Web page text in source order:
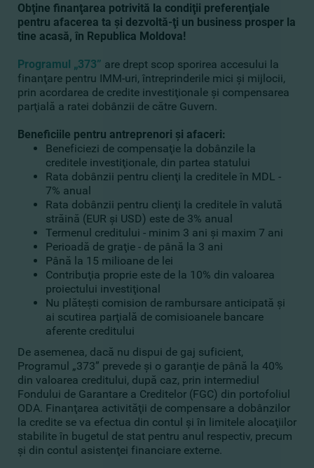
Obţine finanţarea potrivită la condiţii preferenţiale
pentru afacerea ta şi dezvoltă-ţi un business prosper la
tine acasă, în Republica Moldova!
Programul „373” are drept scop sporirea accesului la
finanţare pentru IMM-uri, întreprinderile mici şi mijlocii,
prin acordarea de credite investiţionale şi compensarea
parţială a ratei dobânzii de către Guvern.
Beneficiile pentru antreprenori şi afaceri:
Beneficiezi de compensaţie la dobânzile la
creditele investiţionale, din partea statului
Rata dobânzii pentru clienţi la creditele în MDL -
7% anual
Rata dobânzii pentru clienţi la creditele în valută
străină (EUR şi USD) este de 3% anual
Termenul creditului - minim 3 ani şi maxim 7 ani
Perioadă de graţie - de până la 3 ani
Până la 15 milioane de lei
Contribuţia proprie este de la 10% din valoarea
proiectului investiţional
Nu plăteşti comision de rambursare anticipată şi
ai scutirea parţială de comisioanele bancare
aferente creditului
De asemenea, dacă nu dispui de gaj suficient,
Programul „373” prevede şi o garanţie de până la 40%
din valoarea creditului, după caz, prin intermediul
Fondului de Garantare a Creditelor (FGC) din portofoliul
ODA. Finanţarea activităţii de compensare a dobânzilor
la credite se va efectua din contul şi în limitele alocaţiilor
stabilite în bugetul de stat pentru anul respectiv, precum
şi din contul asistenţei financiare externe.